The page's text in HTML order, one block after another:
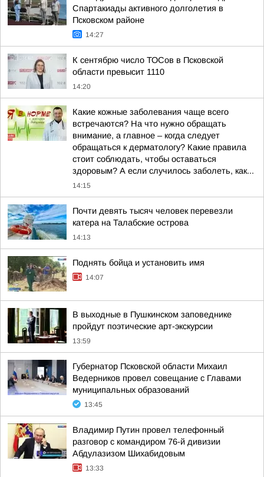
Спартакиады активного долголетия в
Псковском районе
14:27
К сентябрю число ТОСов в Псковской
области превысит 1110
14:20
Какие кожные заболевания чаще всего
встречаются? На что нужно обращать
внимание, а главное – когда следует
обращаться к дерматологу? Какие правила
стоит соблюдать, чтобы оставаться
здоровым? А если случилось заболеть, как...
14:15
Почти девять тысяч человек перевезли
катера на Талабские острова
14:13
Поднять бойца и установить имя
14:07
В выходные в Пушкинском заповеднике
пройдут поэтические арт-экскурсии
13:59
Губернатор Псковской области Михаил
Ведерников провел совещание с Главами
муниципальных образований
13:45
Владимир Путин провел телефонный
разговор с командиром 76-й дивизии
Абдулазизом Шихабидовым
13:33